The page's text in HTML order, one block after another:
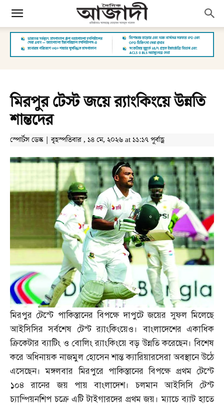
মিরপুর টেস্ট জয়ে র‌্যাংকিংয়ে উন্নতি
শান্তদের
স্পোর্টস ডেস্ক | বৃহস্পতিবার , ১৪ মে, ২০২৬ at ১১:১৭ পূর্বাহ্ণ
মিরপুর টেস্টে পাকিস্তানের বিপক্ষে দাপুটে জয়ের সুফল মিলেছে
আইসিসির সর্বশেষ টেস্ট র‌্যাংকিংয়েও। বাংলাদেশের একাধিক
ক্রিকেটার ব্যাটিং ও বোলিং র‌্যাংকিংয়ে বড় উন্নতি করেছেন। বিশেষ
করে অধিনায়ক নাজমুল হোসেন শান্ত ক্যারিয়ারসেরা অবস্থানে উঠে
এসেছেন। মঙ্গলবার মিরপুরে পাকিস্তানের বিপক্ষে প্রথম টেস্টে
১০৪ রানের জয় পায় বাংলাদেশ। চলমান আইসিসি টেস্ট
চ্যাম্পিয়নশিপ চক্রে এটি টাইগারদের প্রথম জয়। ম্যাচে ব্যাট হাতে